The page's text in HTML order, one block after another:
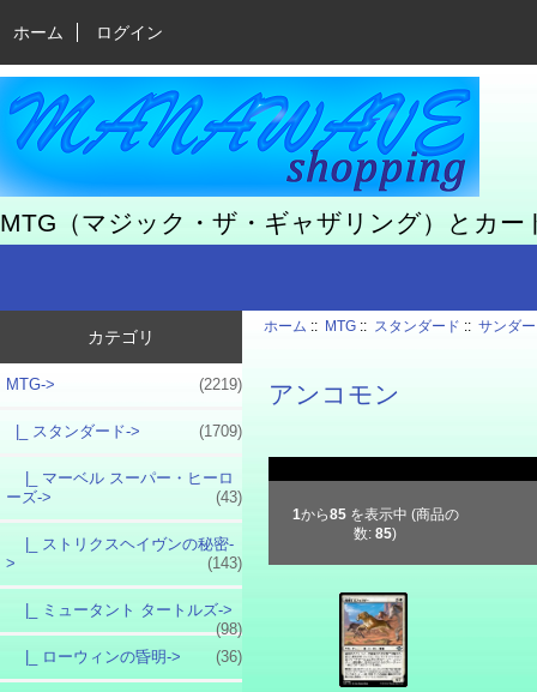
ホーム ログイン
MTG（マジック・ザ・ギャザリング）とカ
カテゴリ
MTG-> (2219)
|_ スタンダード-> (1709)
|_ マーベル スーパー・ヒーロ
ーズ->
(43)
|_ ストリクスヘイヴンの秘密-
>
(143)
|_ ミュータント タートルズ->
(98)
|_ ローウィンの昏明->
(36)
ホーム :: MTG :: スタンダード ::サンダ
アンコモン
1から85を表示中 (商品の
数:85)